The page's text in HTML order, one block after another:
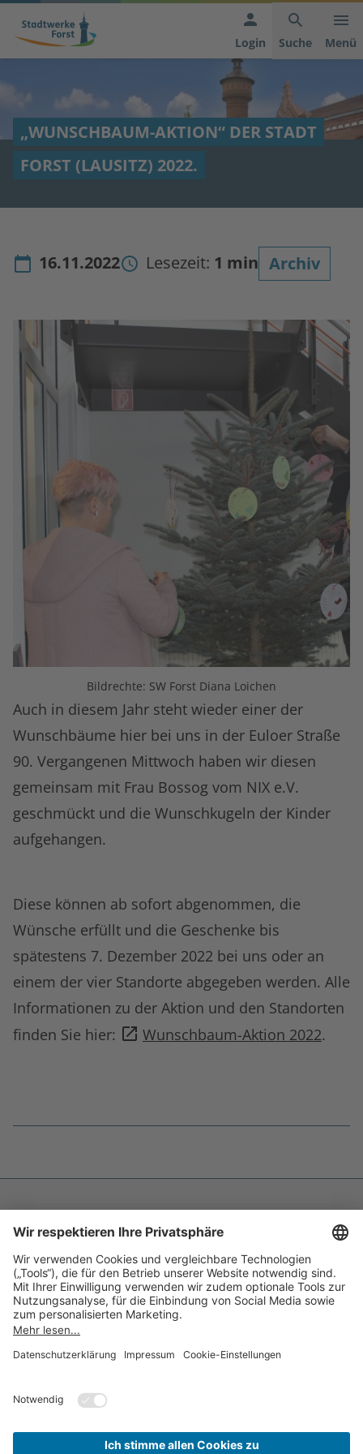
Hauptnavigation
anspringen
Inhaltsbereich
der
anspringen
Footer
anspringen
Login Suche Menü
„WUNSCHBAUM-AKTION“ DER STADT
FORST (LAUSITZ) 2022.
16.11.2022 Lesezeit: 1 min Archiv
Bildrechte: SW Forst Diana Loichen
Auch in diesem Jahr steht wieder einer der
Wunschbäume hier bei uns in der Euloer Straße
90. Vergangenen Mittwoch haben wir diesen
gemeinsam mit Frau Bossog vom NIX e.V.
geschmückt und die Wunschkugeln der Kinder
aufgehangen.
Diese können ab sofort abgenommen, die
Wünsche erfüllt und die Geschenke bis
spätestens 7. Dezember 2022 bei uns oder an
einem der vier Standorte abgegeben werden. Alle
Informationen zu der Aktion und den Standorten
finden Sie hier:
Wunschbaum-Aktion 2022.
Datenschutz
Barrierefreiheit
Inhaltsverzeichnis
Cookie-Einstellungen